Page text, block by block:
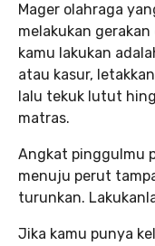
Mager olahraga
melakukan
kamu lakukan
atau kasur,
lalu tekuk lutut
matras.
Angkat pinggulmu
menuju perut
turunkan.
Jika kamu punya